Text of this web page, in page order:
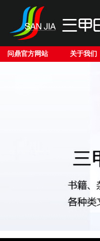
问鼎官方网站 关于我们